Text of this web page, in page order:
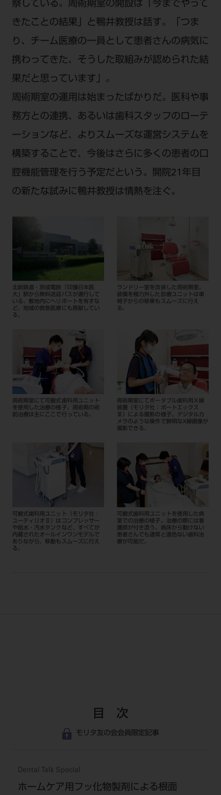
察している。周術期室の開設は「今までやって
きたことの結果」と鴨井教授は話す。「つま
り、チーム医療の一員として患者さんの病気に
携わってきた、そうした取組みが認められた結
果だと思っています」。
周術期室の運用は始まったばかりだ。医科や事
務方との連携、あるいは歯科スタッフのローテ
ーションなど、よりスムーズな運営システムを
構築することで、今後はさらに多くの患者の口
腔機能管理を行う予定だという。開院21年目
の新たな試みに鴨井教授は情熱を注ぐ。
北総鉄道・京成電鉄「印旛日本医
大」駅から無料送迎バスが運行して
いる。敷地内にヘリポートを有すな
ど、地域の救急医療にも貢献してい
る。
ランドリー室を改装した周術期室。
装備を極力外した診療ユニットは車
椅子からの移乗もスムーズに行え
る。
周術期室にて可搬式歯科用ユニット
を使用した治療の様子。周術期の術
前治療は主にここで行っている。
周術期室にてポータブル歯科用Ｘ線
装置（モリタ社：ポートエックス
Ⅲ）による撮影の様子。デジタルカ
メラのような操作で鮮明なX線画像が
撮影できる。
可搬式歯科用ユニット（モリタ社：
ユーティリオⅡ）はコンプレッサー
や給水・汚水タンクなど、すべてが
内蔵されたオールインワンモデルで
ありながら、移動もスムーズに行え
る。
可搬式歯科用ユニットを使用した病
室での治療の様子。治療の際には看
護師が付き添う。病床から動けない
患者さんでも通常と遜色ない歯科治
療が可能だ。
目 次
モリタ友の会会員限定記事
Dental Talk Special
ホームケア用フッ化物製剤による根面